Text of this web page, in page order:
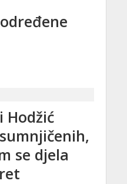
Hodžić
se djela